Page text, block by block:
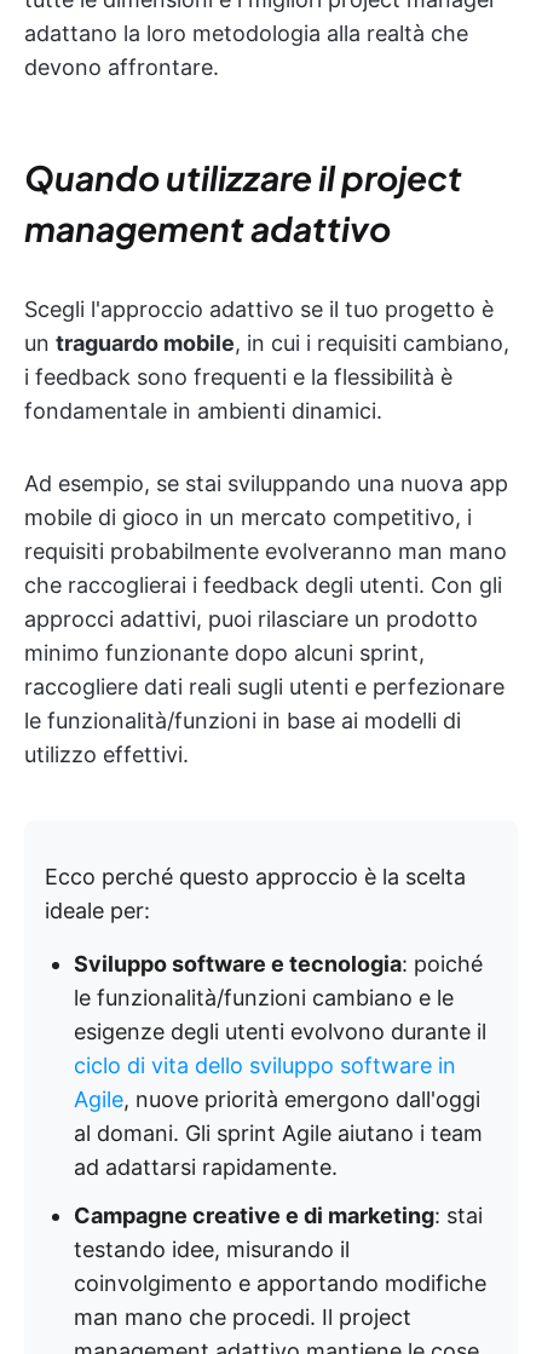
adattano la loro metodologia alla realtà che
devono affrontare.
Quando utilizzare il project
management adattivo
Scegli l'approccio adattivo se il tuo progetto è
un traguardo mobile, in cui i requisiti cambiano,
i feedback sono frequenti e la flessibilità è
fondamentale in ambienti dinamici.
Ad esempio, se stai sviluppando una nuova app
mobile di gioco in un mercato competitivo, i
requisiti probabilmente evolveranno man mano
che raccoglierai i feedback degli utenti. Con gli
approcci adattivi, puoi rilasciare un prodotto
minimo funzionante dopo alcuni sprint,
raccogliere dati reali sugli utenti e perfezionare
le funzionalità/funzioni in base ai modelli di
utilizzo effettivi.
Ecco perché questo approccio è la scelta
ideale per:
Sviluppo software e tecnologia: poiché
le funzionalità/funzioni cambiano e le
esigenze degli utenti evolvono durante il
ciclo di vita dello sviluppo software in
Agile, nuove priorità emergono dall'oggi
al domani. Gli sprint Agile aiutano i team
ad adattarsi rapidamente.
Campagne creative e di marketing: stai
testando idee, misurando il
coinvolgimento e apportando modifiche
man mano che procedi. Il project